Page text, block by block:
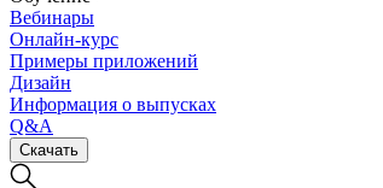
Вебинары
Онлайн-курс
Примеры приложений
Дизайн
Информация о выпусках
Q&A
Скачать